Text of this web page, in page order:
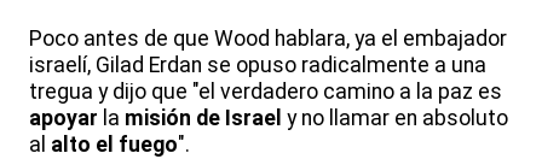
Poco antes de que Wood hablara, ya el embajador
israelí, Gilad Erdan se opuso radicalmente a una
tregua y dijo que "el verdadero camino a la paz es
apoyar la misión de Israel y no llamar en absoluto
al alto el fuego".